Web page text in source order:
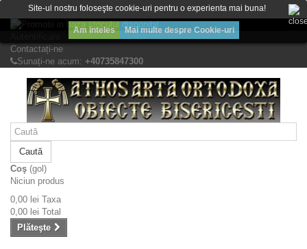
Bine ati venit! Lasati mesajul Dvs.
Contactați-ne
Sunați-ne acum: +40735847300
Caută
Coş (gol)
Niciun produs
0,00 lei Taxa
0,00 lei Total
Plăteşte
Site-ul nostru foloseşte cookie-uri pentru o experienta mai buna!
Am inteles Mai multe despre Cookie-uri